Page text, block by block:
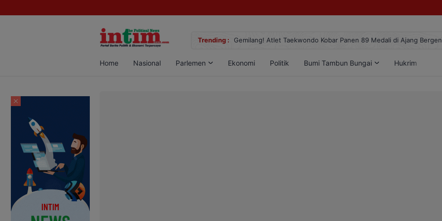
Trending :
Sabu di Pangkalan Bun, Dua Pelaku Diamankan Gemilang! Atlet Taekwondo Kobar Panen 89 Medali di Ajang
Home Nasional Parlemen Ekonomi Politik Bumi Tambun Bungai Hukrim